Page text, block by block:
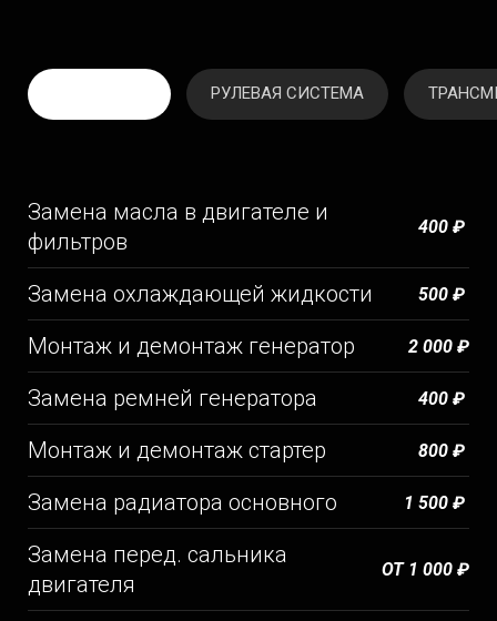
РУЛЕВАЯ СИСТЕМА
Замена масла в двигателе и
фильтров
400 ₽
Замена охлаждающей жидкости 500 ₽
Монтаж и демонтаж генератор 2 000 ₽
Замена ремней генератора 400 ₽
Монтаж и демонтаж стартер 800 ₽
Замена радиатора основного 1 500 ₽
Замена перед. сальника
двигателя
ОТ 1 000 ₽